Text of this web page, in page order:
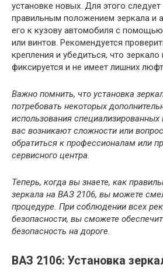
установке новых. Для этого
правильным положением зеркала и
его к кузову автомобиля с
или винтов. Рекомендуется
крепления и убедиться, что
фиксируется и не имеет лишних
Важно помнить, что установка
потребовать некоторых
использования специализированных
вас возникают сложности или
обратиться к профессионалам или
сервисного центра.
Теперь, когда вы знаете, как
зеркала на ВАЗ 2106, вы можете
процедуре. При соблюдении всех
безопасности, вы сможете
безопасность на дороге.
ВАЗ 2106: Установка